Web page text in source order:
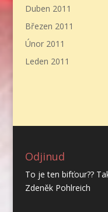
Duben 2011
Březen 2011
Únor 2011
Leden 2011
Odjinud
To je ten bifťour??
Zdeněk Pohlreich